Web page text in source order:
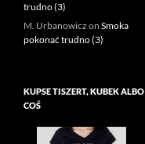
trudno (3)
M. Urbanowicz on Smoka
pokonać trudno (3)
KUPSE TISZERT, KUBEK ALBO
COŚ